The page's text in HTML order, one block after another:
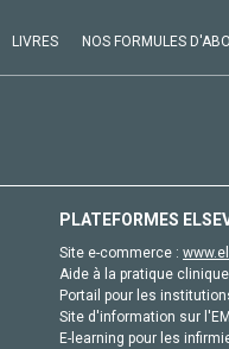
LIVRES NOS FORMULES
PLATEFORMES
Site e-commerce :
Aide à la pratique
Portail pour les
Site d'information sur
E-learning pour les